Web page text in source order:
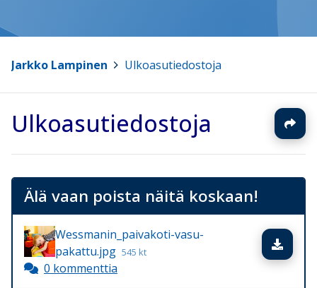
Jarkko Lampinen Ulkoasutiedostoja
Ulkoasutiedostoja
Älä vaan poista näitä koskaan!
Wessmanin_paivakoti-vasu-
pakattu.jpg 545 kt
0 kommenttia